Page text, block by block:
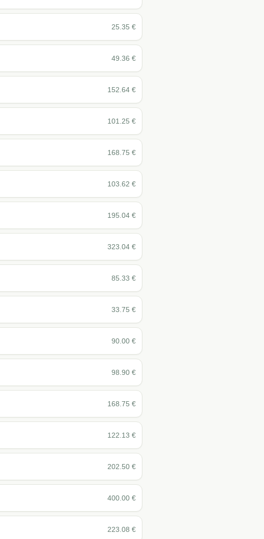
25.35 €
49.36 €
152.64 €
101.25 €
168.75 €
103.62 €
195.04 €
323.04 €
85.33 €
33.75 €
90.00 €
98.90 €
168.75 €
122.13 €
202.50 €
400.00 €
223.08 €